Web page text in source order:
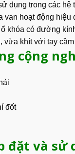
dụng trong các hệ
van hoạt động
khóa có đường
vừa khít với tay
cộng
đốt
đặt và sử